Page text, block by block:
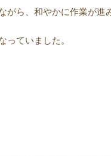
がら、和やかに作業が進
っていました。